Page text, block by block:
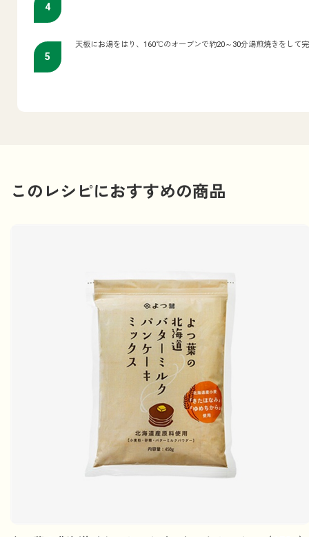
天板にお湯をはり、160℃のオーブンで約20～30分湯煎焼きをして
このレシピにおすすめの商品